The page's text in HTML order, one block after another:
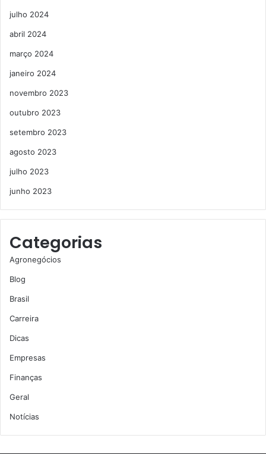
julho 2024
abril 2024
março 2024
janeiro 2024
novembro 2023
outubro 2023
setembro 2023
agosto 2023
julho 2023
junho 2023
Categorias
Agronegócios
Blog
Brasil
Carreira
Dicas
Empresas
Finanças
Geral
Notícias